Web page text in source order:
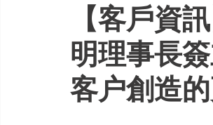
【客戶資
明理事長
客户創造